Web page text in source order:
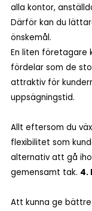
alla kontor,
Därför kan du
önskemål.
En liten företagare
fördelar som de
attraktiv för
uppsägningstid.
Allt eftersom du
flexibilitet som
alternativ att gå
gemensamt tak. 4.
Att kunna ge